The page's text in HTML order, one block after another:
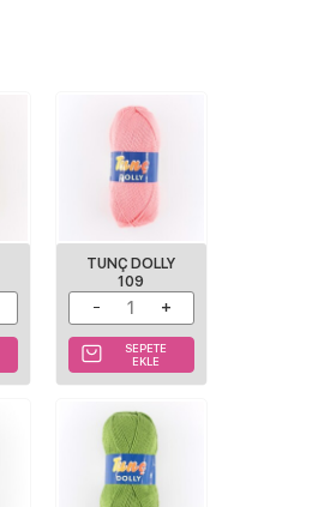
TUNÇ DOLLY
109
SEPETE
EKLE